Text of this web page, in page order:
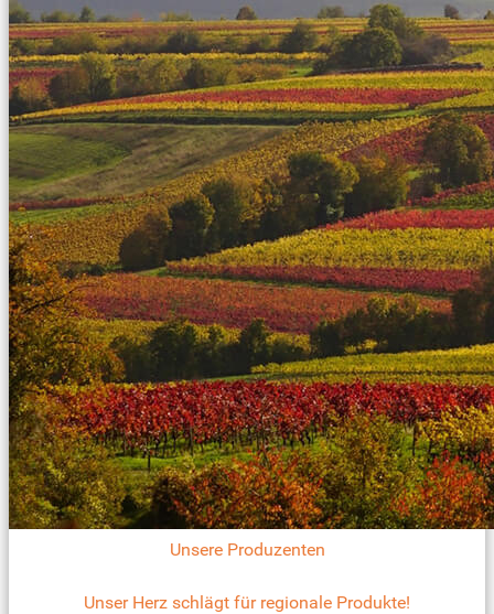
Unsere Produzenten
Unser Herz schlägt für regionale Produkte!